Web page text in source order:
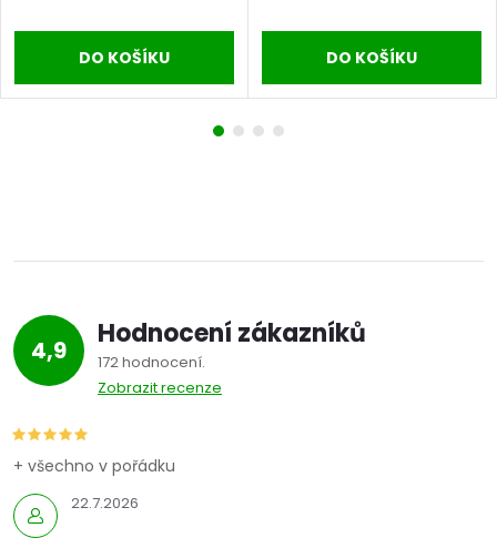
DO KOŠÍKU DO KOŠÍKU
4,9 Hodnocení zákazníků
172 hodnocení
Zobrazit recenze
22.7.2026
+ všechno v pořádku